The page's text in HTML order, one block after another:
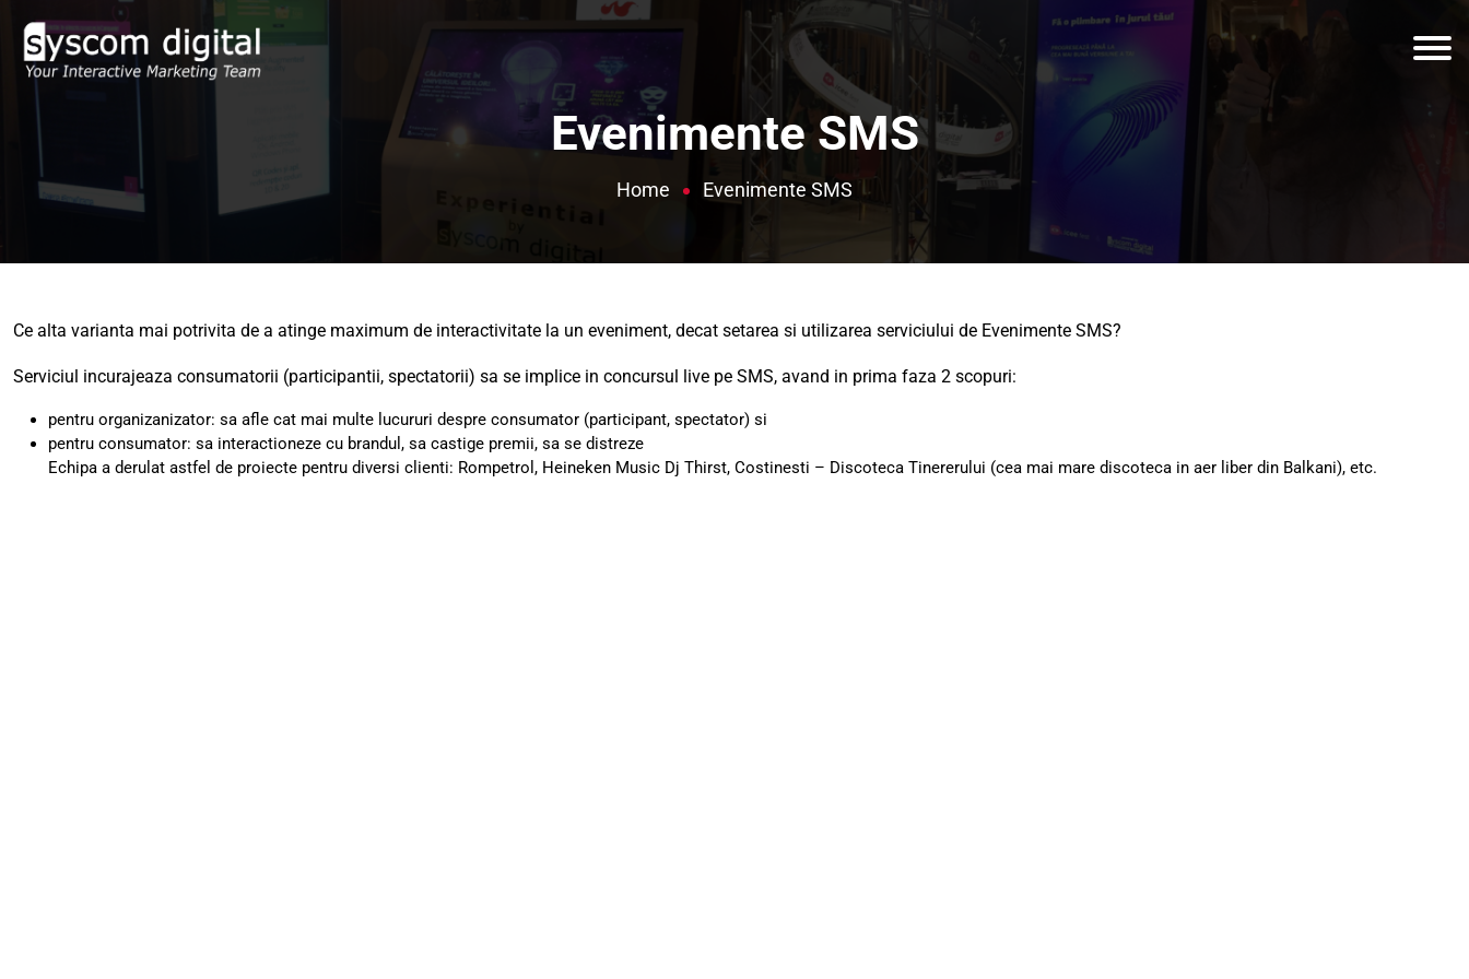
Evenimente SMS
Home Evenimente SMS
Ce alta varianta mai potrivita de a atinge maximum de interactivitate la un eveniment, decat setarea si utilizarea serviciului de Evenimente SMS?
Serviciul incurajeaza consumatorii (participantii, spectatorii) sa se implice in concursul live pe SMS, avand in prima faza 2 scopuri:
pentru organizanizator: sa afle cat mai multe lucururi despre consumator (participant, spectator) si
pentru consumator: sa interactioneze cu brandul, sa castige premii, sa se distreze
Echipa a derulat astfel de proiecte pentru diversi clienti: Rompetrol, Heineken Music Dj Thirst, Costinesti – Discoteca Tinererului (cea mai mare discoteca in aer liber din Balkani), etc.